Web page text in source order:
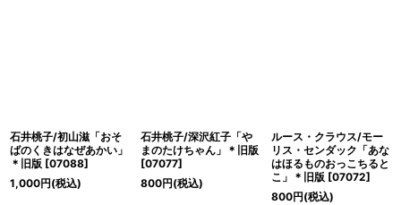
石井桃子/初山滋「おそ
ばのくきはなぜあかい」
＊旧版 [07088]
1,000円(税込)
石井桃子/深沢紅子「や
まのたけちゃん」＊旧版
[07077]
800円(税込)
ルース・クラウス/モー
リス・センダック「あな
はほるものおっこちると
こ」＊旧版 [07072]
800円(税込)